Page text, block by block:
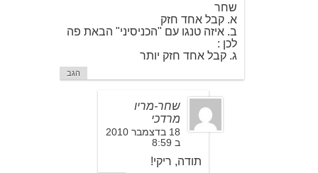
שחר
א. קבל אחד חזק
ב. איזה טנגו עם "הכניסיני" הבאת פה
לכן :
ג. קבל אחד חזק יותר
הגב
שחר-מריו
מרדכי
18 בדצמבר 2010
ב 8:59
תודה, ריקי!